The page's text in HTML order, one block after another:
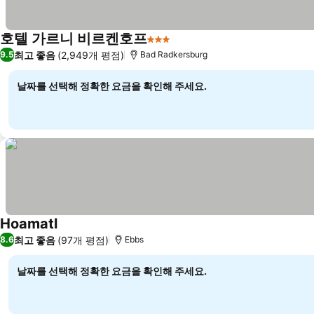
호텔 가르니 비르켄호프3 성급
9.5최고 좋음 (2,949개 평점) Bad Radkersburg
날짜를 선택해 정확한 요금을 확인해 주세요.
Hoamatl
8.6최고 좋음 (97개 평점) Ebbs
날짜를 선택해 정확한 요금을 확인해 주세요.